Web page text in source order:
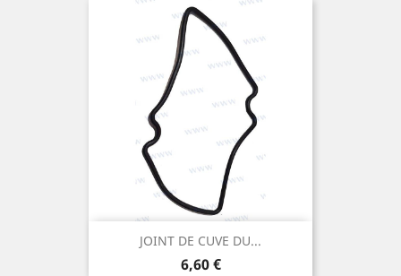
JOINT DE CUVE DU...
Prix
6,60 €